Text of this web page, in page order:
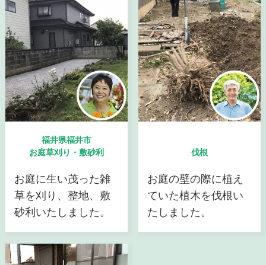
福井県福井市
お庭草刈り・敷砂利
お庭に生い茂った雑
草を刈り、整地、敷
砂利いたしました。
伐根
お庭の壁の際に植え
ていた植木を伐根い
たしました。